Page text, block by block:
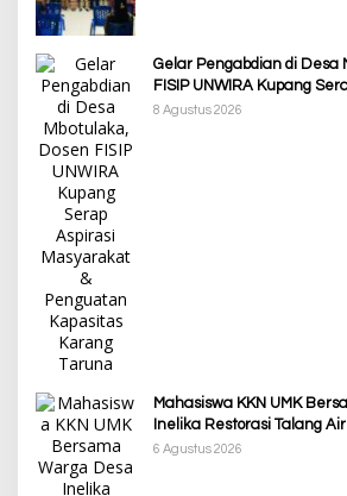
Gelar Pengabdian di Desa
FISIP UNWIRA Kupang
Masyarakat & Penguatan
8 Agustus 2026
Mahasiswa KKN UMK
Inelika Restorasi Talang
Irigasi Sawah
6 Agustus 2026